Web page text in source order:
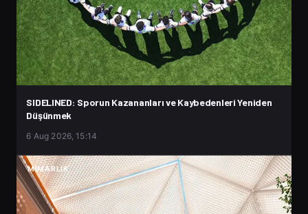
SIDELINED: Sporun Kazananları ve Kaybedenleri Yeniden
Düşünmek
6 Aug 2026, 15:14
MIMARLIK